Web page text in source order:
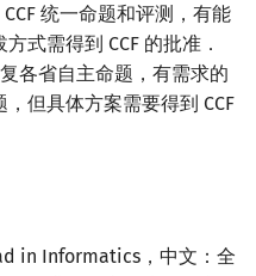
统一命题和评测，有能
式需得到 CCF 的批准．
各省自主命题，有需求的
但具体方案需要得到 CCF
in Informatics，中文：全